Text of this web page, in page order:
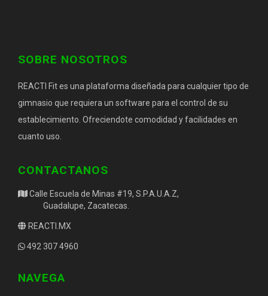
SOBRE NOSOTROS
REACTI Fit es una plataforma diseñada para cualquier tipo de
gimnasio que requiera un software para el control de su
establecimiento. Ofreciendote comodidad y facilidades en
cuanto uso.
CONTACTANOS
Calle Escuela de Minas #19, S.P.A.U.A.Z,
Guadalupe, Zacatecas.
REACTI.MX
492 307 4960
NAVEGA